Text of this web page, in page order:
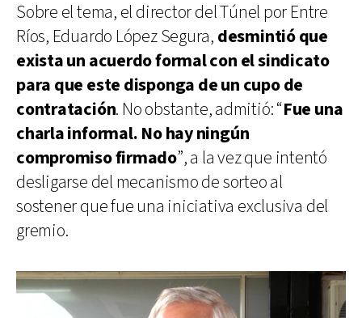
Sobre el tema, el director del Túnel por Entre
Ríos, Eduardo López Segura, desmintió que
exista un acuerdo formal con el sindicato
para que este disponga de un cupo de
contratación. No obstante, admitió: “Fue una
charla informal. No hay ningún
compromiso firmado”, a la vez que intentó
desligarse del mecanismo de sorteo al
sostener que fue una iniciativa exclusiva del
gremio.